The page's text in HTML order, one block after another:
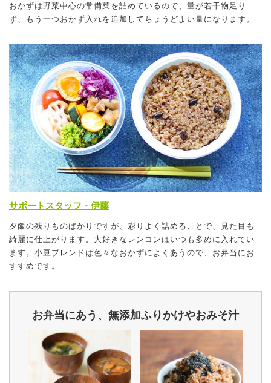
おかずは野菜中心の常備菜を詰めているので、量が若干物足り
ず、もう一つおかず入れを追加してちょうどよい量になります。
サポートスタッフ・伊藤
夕飯の残りものばかりですが、彩りよく詰めることで、見た目も
綺麗に仕上がります。大好きなレンコンはいつも多めに入れてい
ます。小豆ブレンドは色々なおかずによくあうので、お弁当にお
すすめです。
お弁当にあう、無添加ふりかけやおみそ汁